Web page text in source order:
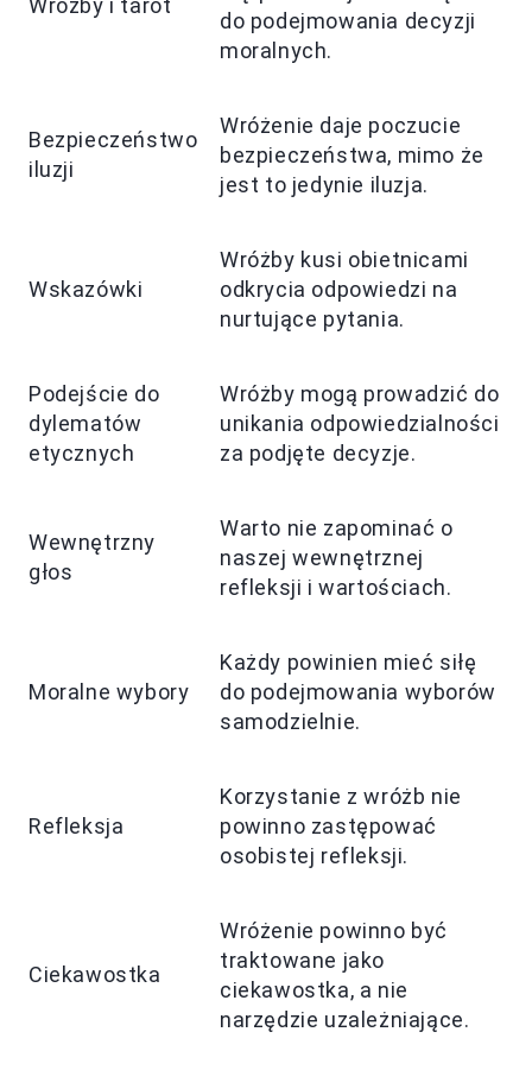
Wróżby i tarot
do podejmowania decyzji
moralnych.
Bezpieczeństwo
iluzji
Wróżenie daje poczucie
bezpieczeństwa, mimo że
jest to jedynie iluzja.
Wskazówki
Wróżby kusi obietnicami
odkrycia odpowiedzi na
nurtujące pytania.
Podejście do
dylematów
etycznych
Wróżby mogą prowadzić do
unikania odpowiedzialności
za podjęte decyzje.
Wewnętrzny
głos
Warto nie zapominać o
naszej wewnętrznej
refleksji i wartościach.
Moralne wybory
Każdy powinien mieć siłę
do podejmowania wyborów
samodzielnie.
Refleksja
Korzystanie z wróżb nie
powinno zastępować
osobistej refleksji.
Ciekawostka
Wróżenie powinno być
traktowane jako
ciekawostka, a nie
narzędzie uzależniające.